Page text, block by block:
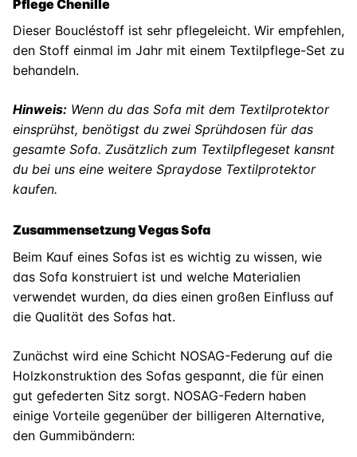
Pflege Chenille
Dieser Boucléstoff ist sehr pflegeleicht. Wir empfehlen,
den Stoff einmal im Jahr mit einem Textilpflege-Set zu
behandeln.
Hinweis: Wenn du das Sofa mit dem Textilprotektor
einsprühst, benötigst du zwei Sprühdosen für das
gesamte Sofa. Zusätzlich zum Textilpflegeset kansnt
du bei uns eine weitere Spraydose Textilprotektor
kaufen.
Zusammensetzung Vegas Sofa
Beim Kauf eines Sofas ist es wichtig zu wissen, wie
das Sofa konstruiert ist und welche Materialien
verwendet wurden, da dies einen großen Einfluss auf
die Qualität des Sofas hat.
Zunächst wird eine Schicht NOSAG-Federung auf die
Holzkonstruktion des Sofas gespannt, die für einen
gut gefederten Sitz sorgt. NOSAG-Federn haben
einige Vorteile gegenüber der billigeren Alternative,
den Gummibändern: